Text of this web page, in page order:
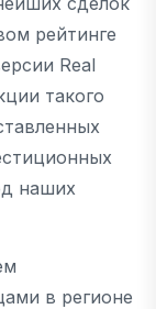
рейтинге
Real
такого
наших
в регионе